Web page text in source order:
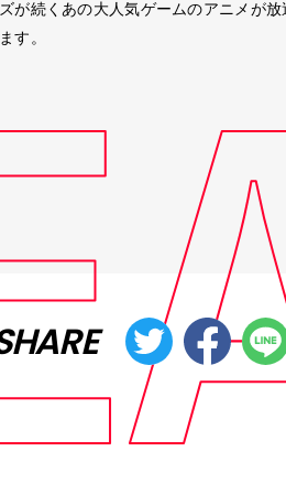
が続くあの大人気ゲームのアニメが放
す。